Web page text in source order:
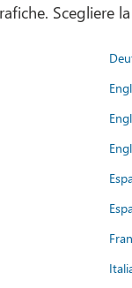
Scegliere